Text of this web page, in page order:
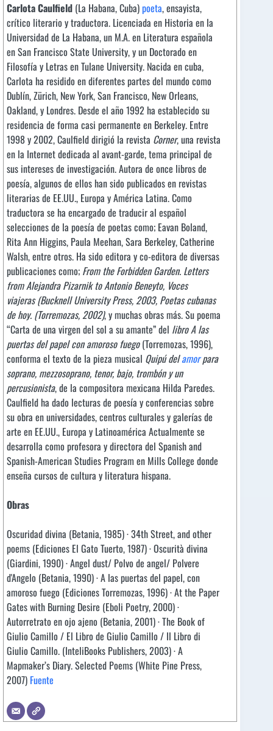
Carlota Caulfield (La Habana, Cuba)poeta, ensayista,
crítico literario y traductora. Licenciada en Historia en la
Universidad de La Habana, un M.A. en Literatura española
en San Francisco State University, y un Doctorado en
Filosofía y Letras en Tulane University. Nacida en cuba,
Carlota ha residido en diferentes partes del mundo como
Dublín, Zürich, New York, San Francisco, New Orleans,
Oakland, y Londres. Desde el año 1992 ha establecido su
residencia de forma casi permanente en Berkeley. Entre
1998 y 2002, Caulfield dirigió la revista Corner, una revista
en la Internet dedicada al avant-garde, tema principal de
sus intereses de investigación. Autora de once libros de
poesía, algunos de ellos han sido publicados en revistas
literarias de EE.UU., Europa y América Latina. Como
traductora se ha encargado de traducir al español
selecciones de la poesía de poetas como; Eavan Boland,
Rita Ann Higgins, Paula Meehan, Sara Berkeley, Catherine
Walsh, entre otros. Ha sido editora y co-editora de diversas
publicaciones como; From the Forbidden Garden. Letters
from Alejandra Pizarnik to Antonio Beneyto, Voces
viajeras(Bucknell University Press, 2003, Poetas cubanas
de hoy. (Torremozas, 2002), y muchas obras más. Su poema
“Carta de una virgen del sol a su amante” del libro A las
puertas del papel con amoroso fuego(Torremozas, 1996),
conforma el texto de la pieza musical Quipú delamorpara
soprano, mezzosoprano, tenor, bajo, trombón y un
percusionista, de la compositora mexicana Hilda Paredes.
Caulfield ha dado lecturas de poesía y conferencias sobre
su obra en universidades, centros culturales y galerías de
arte en EE.UU., Europa y Latinoamérica Actualmente se
desarrolla como profesora y directora del Spanish and
Spanish-American Studies Program en Mills College donde
enseña cursos de cultura y literatura hispana.
Obras
Oscuridad divina (Betania, 1985) · 34th Street, and other
poems (Ediciones El Gato Tuerto, 1987) · Oscurità divina
(Giardini, 1990) · Angel dust/ Polvo de angel/ Polvere
d'Angelo (Betania, 1990) · A las puertas del papel, con
amoroso fuego (Ediciones Torremozas, 1996) · At the Paper
Gates with Burning Desire (Eboli Poetry, 2000) ·
Autorretrato en ojo ajeno (Betania, 2001) · The Book of
Giulio Camillo / El Libro de Giulio Camillo / Il Libro di
Giulio Camillo. (InteliBooks Publishers, 2003) · A
Mapmaker’s Diary. Selected Poems (White Pine Press,
2007) Fuente